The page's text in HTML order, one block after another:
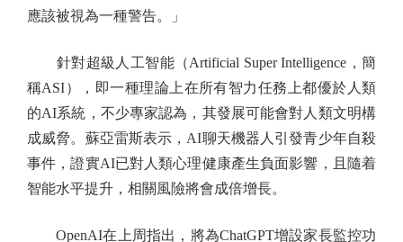
應該被視為一種警告。」
針對超級人工智能（Artificial Super Intelligence，簡
稱ASI），即一種理論上在所有智力任務上都優於人類
的AI系統，不少專家認為，其發展可能會對人類文明構
成威脅。蘇亞雷斯表示，AI聊天機器人引發青少年自殺
事件，證實AI已對人類心理健康產生負面影響，且隨着
智能水平提升，相關風險將會成倍增長。
OpenAI在上周指出，將為ChatGPT增設家長監控功